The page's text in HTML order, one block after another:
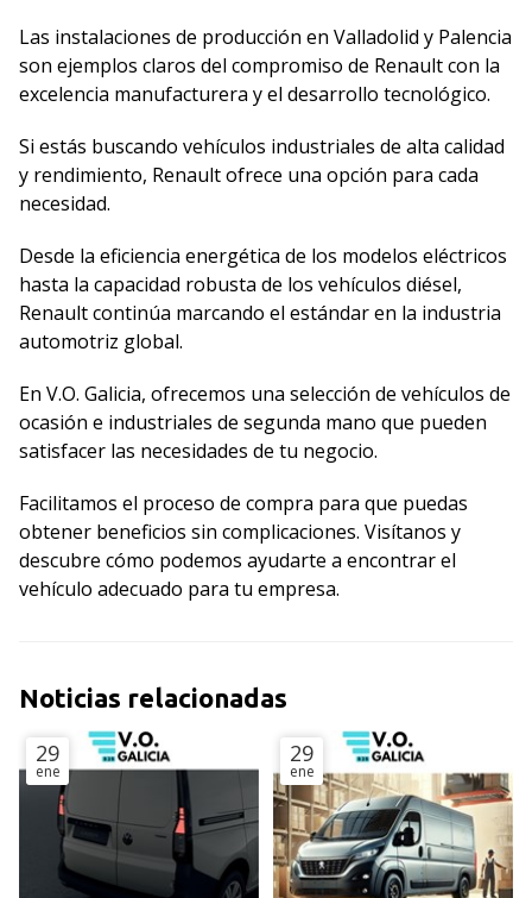
Las instalaciones de producción en Valladolid y Palencia
son ejemplos claros del compromiso de Renault con la
excelencia manufacturera y el desarrollo tecnológico.
Si estás buscando vehículos industriales de alta calidad
y rendimiento, Renault ofrece una opción para cada
necesidad.
Desde la eficiencia energética de los modelos eléctricos
hasta la capacidad robusta de los vehículos diésel,
Renault continúa marcando el estándar en la industria
automotriz global.
En V.O. Galicia, ofrecemos una selección de vehículos de
ocasión e industriales de segunda mano que pueden
satisfacer las necesidades de tu negocio.
Facilitamos el proceso de compra para que puedas
obtener beneficios sin complicaciones. Visítanos y
descubre cómo podemos ayudarte a encontrar el
vehículo adecuado para tu empresa.
Noticias relacionadas
29
ene
29
ene